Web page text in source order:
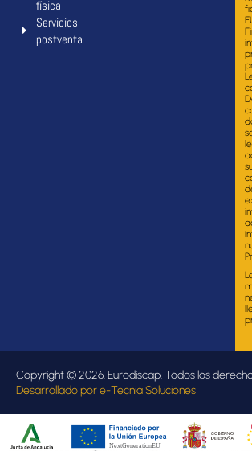
física
Servicios
postventa
Copyright © 2026. Eurodiscap. Todos los
Desarrollado pore-Tecnia Soluciones